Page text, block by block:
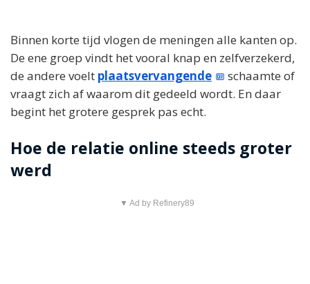
Binnen korte tijd vlogen de meningen alle kanten op.
De ene groep vindt het vooral knap en zelfverzekerd,
de andere voelt plaatsvervangende
schaamte of
vraagt zich af waarom dit gedeeld wordt. En daar
begint het grotere gesprek pas echt.
Hoe de relatie online steeds groter
werd
▼ Ad by Refinery89